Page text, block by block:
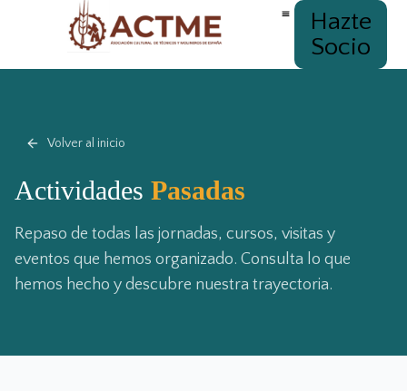
Hazte
Socio
Volver al inicio
Actividades Pasadas
Repaso de todas las jornadas, cursos, visitas y
eventos que hemos organizado. Consulta lo que
hemos hecho y descubre nuestra trayectoria.